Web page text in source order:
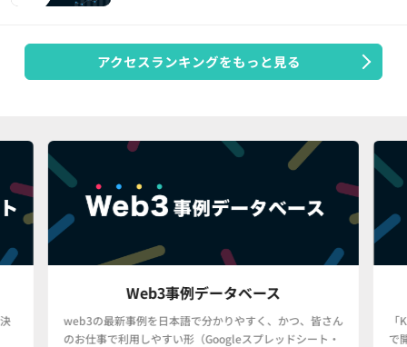
アクセスランキングをもっと見る
Web3事例データベース
web3の最新事例を日本語で分かりやすく、かつ、皆さん
のお仕事で利用しやすい形（Googleスプレッドシート・
で